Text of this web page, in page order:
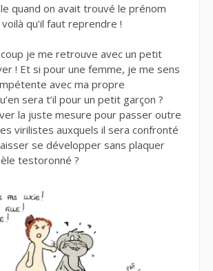
quand on avait trouvé le prénom
qu’il faut reprendre !
coup je me retrouve avec un petit
! Et si pour une femme, je me sens
avec ma propre
sera t’il pour un petit garçon ?
la juste mesure pour passer outre
virilistes auxquels il sera confronté
se développer sans plaquer
testoronné ?